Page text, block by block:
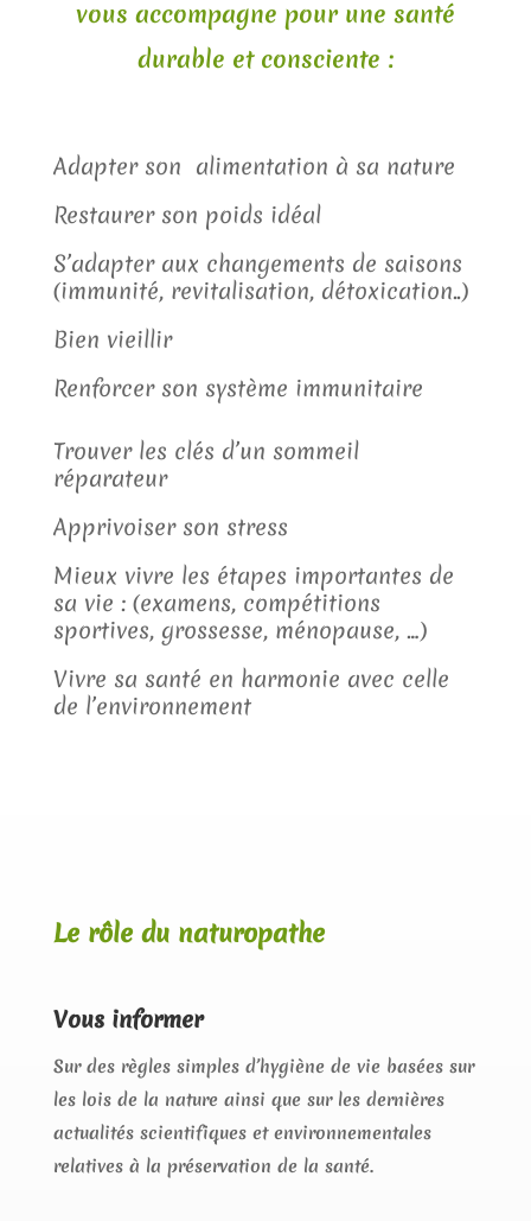
vous accompagne pour une santé
durable et consciente :
Adapter son alimentation à sa nature
Restaurer son poids idéal
S’adapter aux changements de saisons
(immunité, revitalisation, détoxication..)
Bien vieillir
Renforcer son système immunitaire
Trouver les clés d’un sommeil
réparateur
Apprivoiser son stress
Mieux vivre les étapes importantes de
sa vie : (examens, compétitions
sportives, grossesse, ménopause, …)
Vivre sa santé en harmonie avec celle
de l’environnement
Le rôle du naturopathe
Vous informer
Sur des règles simples d’hygiène de vie basées sur
les lois de la nature ainsi que sur les dernières
actualités scientifiques et environnementales
relatives à la préservation de la santé.